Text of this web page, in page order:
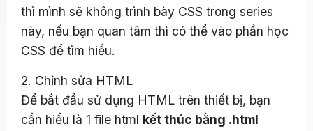
thì mình sẽ không trình bày CSS trong series
này, nếu bạn quan tâm thì có thể vào phần học
CSS để tìm hiểu.
2. Chỉnh sửa HTML
Để bắt đầu sử dụng HTML trên thiết bị, bạn
cần hiểu là 1 file html kết thúc bằng .html